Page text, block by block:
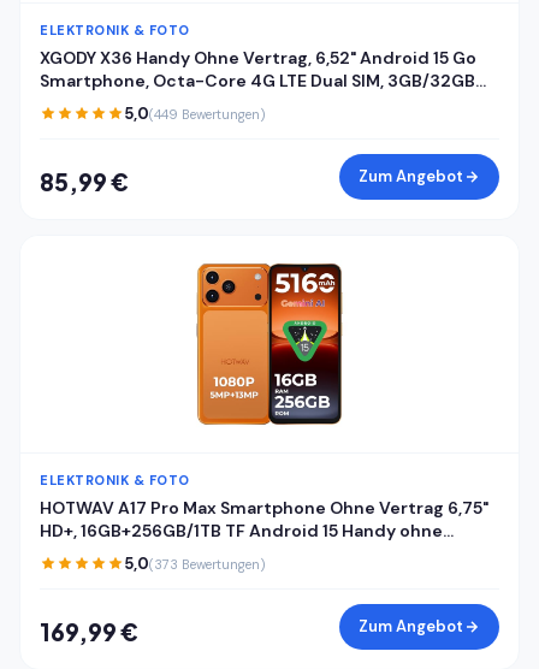
ELEKTRONIK & FOTO
XGODY X36 Handy Ohne Vertrag, 6,52" Android 15 Go
Smartphone, Octa-Core 4G LTE Dual SIM, 3GB/32GB
(256GB Erweiterbar), 4200mAh, 13MP+5MP Kamera,
Gesichtserkennung, USB-C, GPS, Schwarz
5,0(449 Bewertungen)
85,99 € Zum Angebot
ELEKTRONIK & FOTO
HOTWAV A17 Pro Max Smartphone Ohne Vertrag 6,75"
HD+, 16GB+256GB/1TB TF Android 15 Handy ohne
vertrag, 5160mAh Akku Quick-Charge, Dual SIM 4G
Handys,Fingerabdruck/Face ID/Gemini AI/GPS/OTG
5,0(373 Bewertungen)
169,99 € Zum Angebot